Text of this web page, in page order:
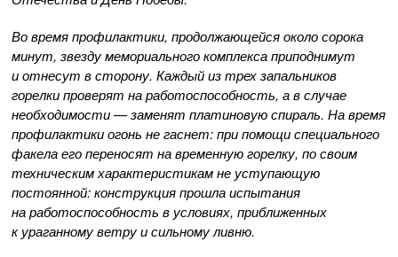
Во время профилактики, продолжающейся около сорока
минут, звезду мемориального комплекса приподнимут
и отнесут в сторону. Каждый из трех запальников
горелки проверят на работоспособность, а в случае
необходимости — заменят платиновую спираль. На время
профилактики огонь не гаснет: при помощи специального
факела его переносят на временную горелку, по своим
техническим характеристикам не уступающую
постоянной: конструкция прошла испытания
на работоспособность в условиях, приближенных
к ураганному ветру и сильному ливню.